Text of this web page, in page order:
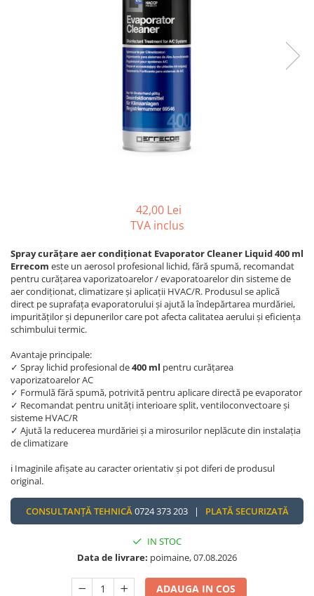
Compresoare Cubigel R134a
Compresoare Cubigel R404a
42,00 Lei
TVA inclus
Spray curățare aer condiționat Evaporator Cleaner Liquid 400 ml
Errecom este un aerosol profesional lichid, fără spumă, recomandat
pentru curățarea vaporizatoarelor / evaporatoarelor din sisteme de
aer condiționat, climatizare și aplicații HVAC/R. Produsul se aplică
direct pe suprafața evaporatorului și ajută la îndepărtarea murdăriei,
impurităților și depunerilor care pot afecta calitatea aerului și eficiența
schimbului termic.
Avantaje principale:
✓ Spray lichid profesional de400 ml pentru curățarea
vaporizatoarelor AC
✓ Formulă fără spumă, potrivită pentru aplicare directă pe evaporator
✓ Recomandat pentru unități interioare split, ventiloconvectoare și
sisteme HVAC/R
✓ Ajută la reducerea murdăriei și a mirosurilor neplăcute din instalația
de climatizare
ℹ️ Imaginile afișate au caracter orientativ și pot diferi de produsul
original.
CONSULTANȚĂ TEHNICĂ0724 373 203 | PLATĂ SECURIZATĂ
IN STOC
Data de livrare: poimaine, 07.08.2026
ADAUGA IN COS